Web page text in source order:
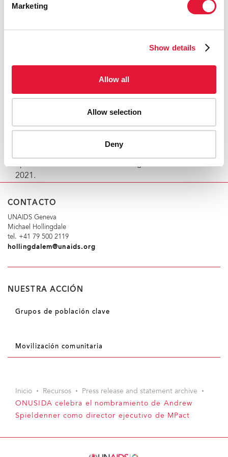
Marketing
Show details
Allow all
Allow selection
Deny
intersexuales, con los principios feministas y la justicia
experimentado, aporta a su nuevo puesto en MPact un
en organizaciones locales, redes nacionales de
personas que viven con el VIH, departamentos de
dentro, en colaboración con las comunidades de las
2021.
CONTACTO
UNAIDS Geneva
Michael Hollingdale
tel. +41 79 500 2119
hollingdalem@unaids.org
NUESTRA ACCIÓN
Grupos de población clave
Movilización comunitaria
Inicio Recursos
Press release and statement archive
ONUSIDA celebra el nombramiento de Andrew
Spieldenner como director ejecutivo de MPact